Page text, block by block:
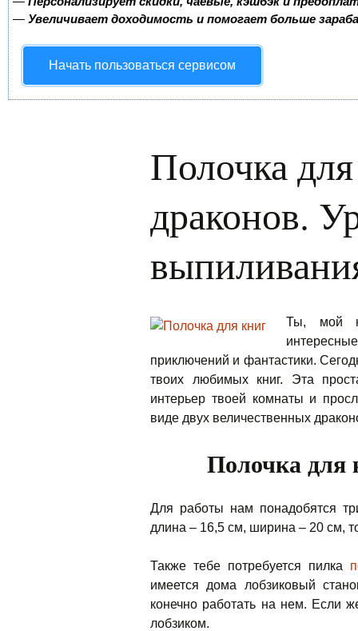
— Увеличивает доходимость и помогает больше
Начать пользоваться сервисом
Полочка
драконов.
Ты, мой
приключений и фантастики.
твоих любимых книг. Эта
интерьер твоей комнаты и
виде двух величественных
Полочка для
Для работы нам понадобятся
длина – 16,5 см, ширина – 20 см,
Также тебе потребуется пилка
имеется дома лобзиковый
конечно работать на нем. Если
лобзиком.